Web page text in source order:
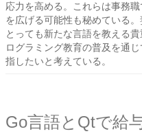
応力を高める。これらは事務
を広げる可能性も秘めている
とっても新たな言語を教える
ログラミング教育の普及を通
指したいと考えている。